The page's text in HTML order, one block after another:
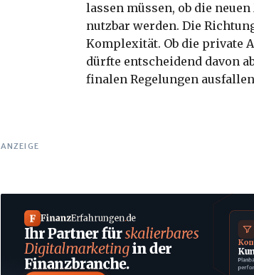
lassen müssen, ob die
nutzbar werden. Die
Komplexität. Ob die private
dürfte entscheidend davon
finalen Regelungen
ANZEIGE
F FinanzErfahrungen.de
Ihr Partner fürskalierbares
Digitalmarketingin der
Finanzbranche.